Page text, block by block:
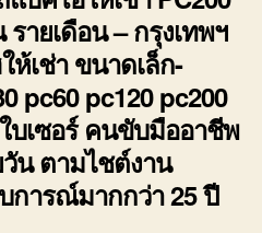
ายเดือน – กรุงเทพฯ
เช่า ขนาดเล็ก-
pc60 pc120 pc200
บเซอร์ คนขับมืออาชีพ
วัน ตามไชต์งาน
การณ์มากกว่า 25 ปี